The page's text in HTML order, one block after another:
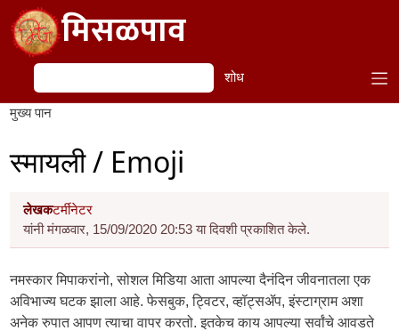
Skip to main contentमिसळपाव
शोध शोध
मुख्य पान
स्मायली / Emoji
लेखकटर्मीनेटर
यांनी मंगळवार, 15/09/2020 20:53 या दिवशी प्रकाशित केले.
नमस्कार मिपाकरांनो, सोशल मिडिया आता आपल्या दैनंदिन जीवनातला एक
अविभाज्य घटक झाला आहे. फेसबुक, ट्विटर, व्हॉट्सॲप, इंस्टाग्राम अशा
अनेक रुपात आपण त्याचा वापर करतो. इतकेच काय आपल्या सर्वांचे आवडते